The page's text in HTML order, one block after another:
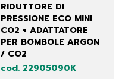
RIDUTTORE DI
PRESSIONE ECO MINI
CO2 + ADATTATORE
PER BOMBOLE ARGON
/ CO2
cod. 22905090K